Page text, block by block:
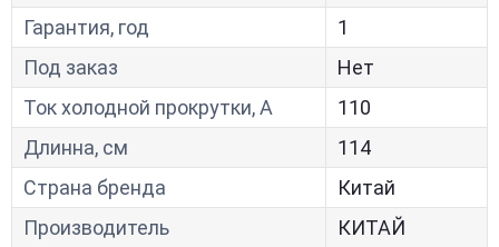
Гарантия, год
1
Под заказ
Нет
Ток холодной прокрутки, A
110
Длинна, см
114
Страна бренда
Китай
Производитель
КИТАЙ